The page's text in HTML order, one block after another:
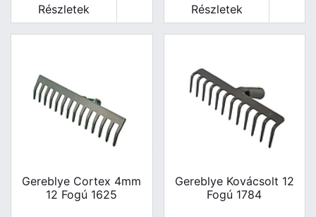
Részletek Részletek
Gereblye Cortex 4mm
12 Fogú 1625
Gereblye Kovácsolt 12
Fogú 1784